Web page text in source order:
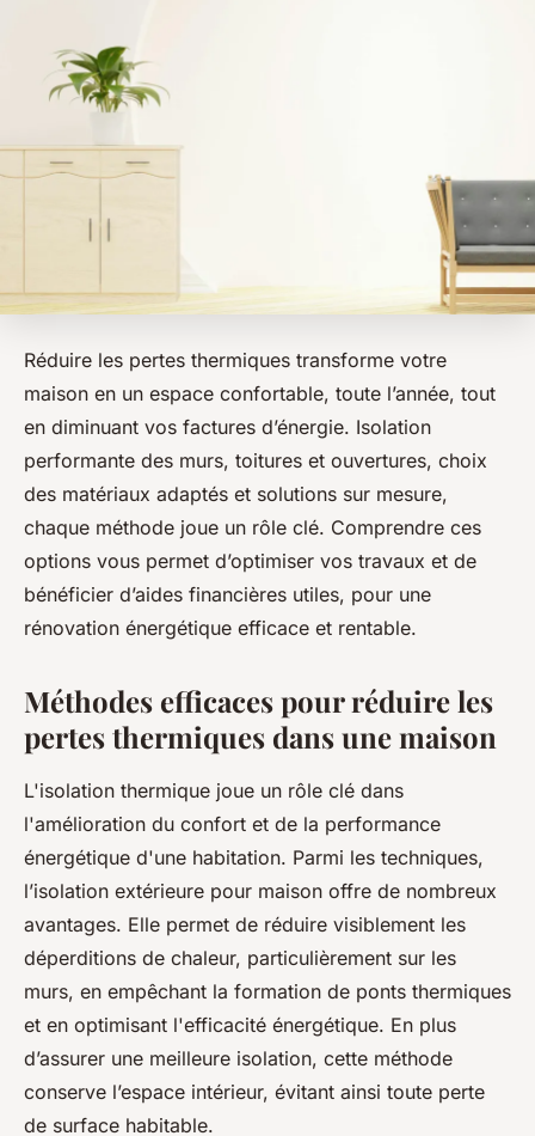
Réduire les pertes thermiques transforme votre
maison en un espace confortable, toute l’année, tout
en diminuant vos factures d’énergie. Isolation
performante des murs, toitures et ouvertures, choix
des matériaux adaptés et solutions sur mesure,
chaque méthode joue un rôle clé. Comprendre ces
options vous permet d’optimiser vos travaux et de
bénéficier d’aides financières utiles, pour une
rénovation énergétique efficace et rentable.
Méthodes efficaces pour réduire les
pertes thermiques dans une maison
L'isolation thermique joue un rôle clé dans
l'amélioration du confort et de la performance
énergétique d'une habitation. Parmi les techniques,
l’isolation extérieure pour maison offre de nombreux
avantages. Elle permet de réduire visiblement les
déperditions de chaleur, particulièrement sur les
murs, en empêchant la formation de ponts thermiques
et en optimisant l'efficacité énergétique. En plus
d’assurer une meilleure isolation, cette méthode
conserve l’espace intérieur, évitant ainsi toute perte
de surface habitable.